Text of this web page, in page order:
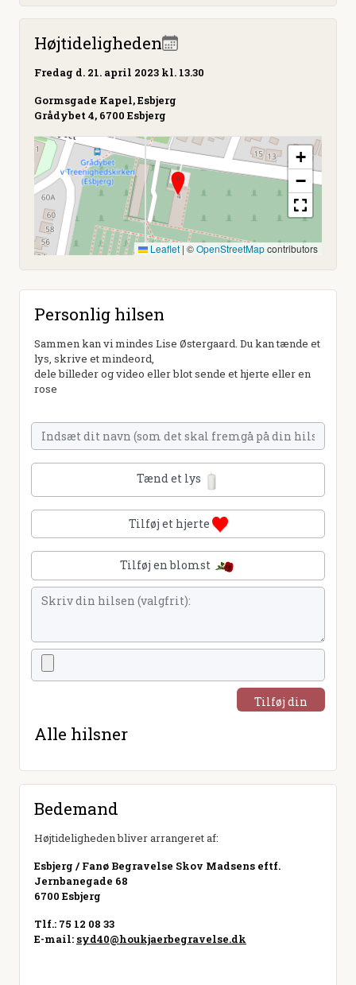
Højtideligheden
Fredag d. 21. april 2023 kl. 13.30
Gormsgade Kapel, Esbjerg
Grådybet 4, 6700 Esbjerg
+
−
Leaflet | ©OpenStreetMapcontributors
Personlig hilsen
Sammen kan vi mindes Lise Østergaard. Du kan tænde et
lys, skrive et mindeord,
dele billeder og video eller blot sende et hjerte eller en
rose
Tænd et lys
Tilføj et hjerte
Tilføj en blomst
Tilføj din
Alle hilsner
Bedemand
Højtideligheden bliver arrangeret af:
Esbjerg / Fanø Begravelse Skov Madsens eftf.
Jernbanegade 68
6700 Esbjerg
Tlf.: 75 12 08 33
E-mail: syd40@houkjaerbegravelse.dk